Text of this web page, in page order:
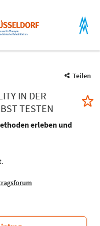
Teilen
IN DER
TESTEN
erleben und